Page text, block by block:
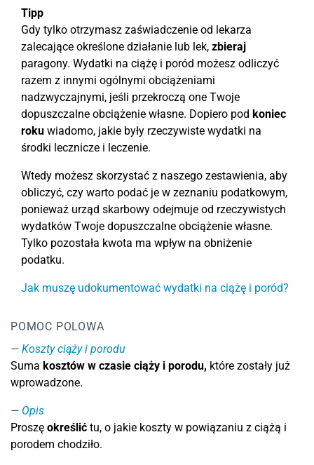
Tipp
Gdy tylko otrzymasz zaświadczenie od lekarza
zalecające określone działanie lub lek, zbieraj
paragony. Wydatki na ciążę i poród możesz odliczyć
razem z innymi ogólnymi obciążeniami
nadzwyczajnymi, jeśli przekroczą one Twoje
dopuszczalne obciążenie własne. Dopiero pod koniec
roku wiadomo, jakie były rzeczywiste wydatki na
środki lecznicze i leczenie.
Wtedy możesz skorzystać z naszego zestawienia, aby
obliczyć, czy warto podać je w zeznaniu podatkowym,
ponieważ urząd skarbowy odejmuje od rzeczywistych
wydatków Twoje dopuszczalne obciążenie własne.
Tylko pozostała kwota ma wpływ na obniżenie
podatku.
Jak muszę udokumentować wydatki na ciążę i poród?
POMOC POLOWA
Koszty ciąży i porodu
Suma kosztów w czasie ciąży i porodu, które zostały już
wprowadzone.
Opis
Proszę określić tu, o jakie koszty w powiązaniu z ciążą i
porodem chodziło.